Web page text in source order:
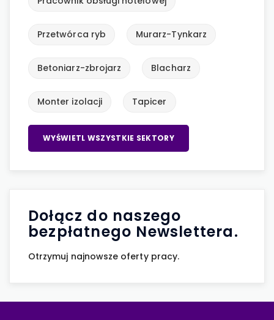
Przetwórca ryb Murarz-Tynkarz
Betoniarz-zbrojarz Blacharz
Monter izolacji Tapicer
WYŚWIETL WSZYSTKIE SEKTORY
Dołącz do naszego
bezpłatnego Newslettera.
Otrzymuj najnowsze oferty pracy.